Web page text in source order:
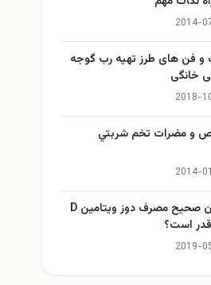
2014-
و فن های طرز تهیه رب گوجه
خانگی
2018-
و مضرات تخم شربتي
2014-
میزان صحیح مصرف دوز ویتامین D
است؟
2019-